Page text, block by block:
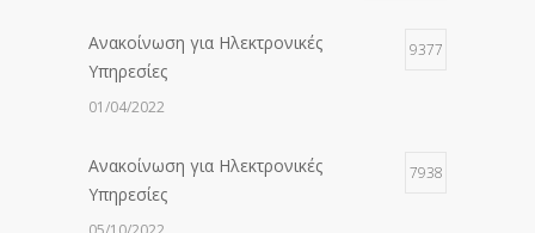
Ανακοίνωση για Ηλεκτρονικές
Υπηρεσίες
9377
01/04/2022
Ανακοίνωση για Ηλεκτρονικές
Υπηρεσίες
7938